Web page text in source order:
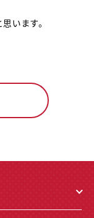
います。